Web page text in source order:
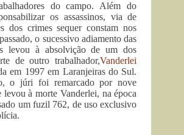
do campo. Além do
os assassinos, via de
dos crimes sequer constam nos
o sucessivo adiamento das
levou à absolvição de um dos
de outro trabalhador,Vanderlei
em 1997 em Laranjeiras do Sul.
o júri foi remarcado por nove
levou à morte Vanderlei, na época
um fuzil 762, de uso exclusivo